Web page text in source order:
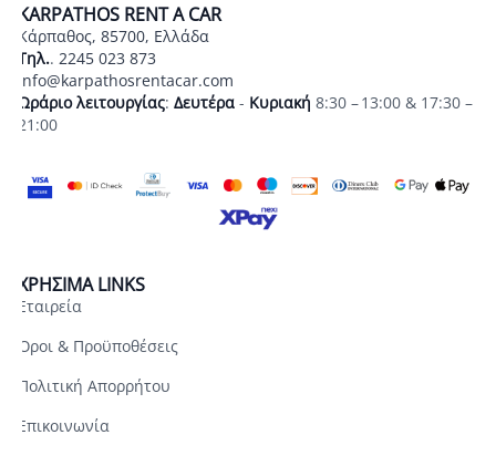
KARPATHOS RENT A CAR
Κάρπαθος, 85700, Ελλάδα
Τηλ.. 2245 023 873
info@karpathosrentacar.com
Ωράριο λειτουργίας: Δευτέρα - Κυριακή 8:30 – 13:00 & 17:30 –
21:00
ΧΡΗΣΙΜΑ LINKS
Εταιρεία
Όροι & Προϋποθέσεις
Πολιτική Απορρήτου
Επικοινωνία